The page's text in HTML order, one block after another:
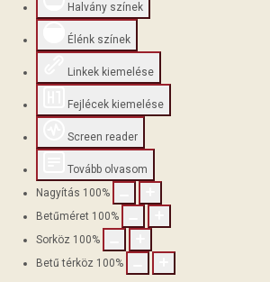
Halvány színek
Élénk színek
Linkek kiemelése
Fejlécek kiemelése
Screen reader
Tovább olvasom
Nagyítás 100%
Betűméret 100%
Sorköz 100%
Betű térköz 100%